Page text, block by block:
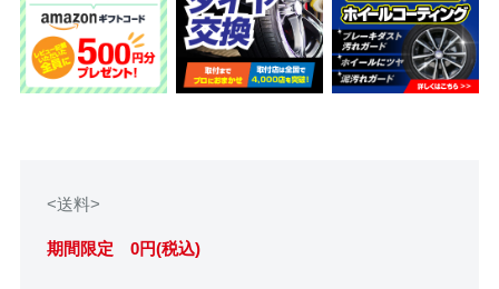
<送料>
期間限定 0円(税込)